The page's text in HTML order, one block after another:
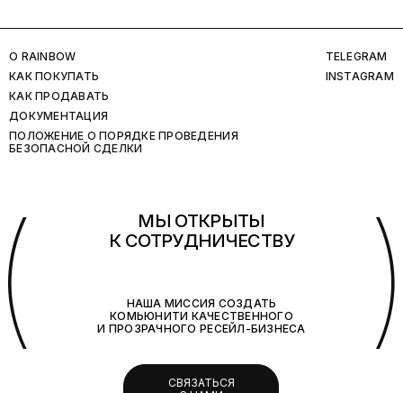
O RAINBOW
КАК ПОКУПАТЬ
КАК ПРОДАВАТЬ
ДОКУМЕНТАЦИЯ
ПОЛОЖЕНИЕ О ПОРЯДКЕ ПРОВЕДЕНИЯ
БЕЗОПАСНОЙ СДЕЛКИ
TELEGRAM
INSTAGRAM
МЫ ОТКРЫТЫ
К СОТРУДНИЧЕСТВУ
НАША МИССИЯ СОЗДАТЬ
КОМЬЮНИТИ КАЧЕСТВЕННОГО
И ПРОЗРАЧНОГО РЕСЕЙЛ-БИЗНЕСА
СВЯЗАТЬСЯ